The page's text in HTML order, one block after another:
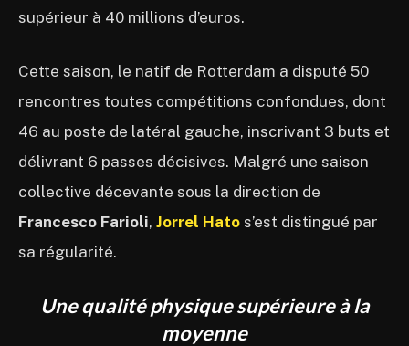
supérieur à 40 millions d’euros.
Cette saison, le natif de Rotterdam a disputé 50
rencontres toutes compétitions confondues, dont
46 au poste de latéral gauche, inscrivant 3 buts et
délivrant 6 passes décisives. Malgré une saison
collective décevante sous la direction de
Francesco Farioli, Jorrel Hato s’est distingué par
sa régularité.
Une qualité physique supérieure à la
moyenne